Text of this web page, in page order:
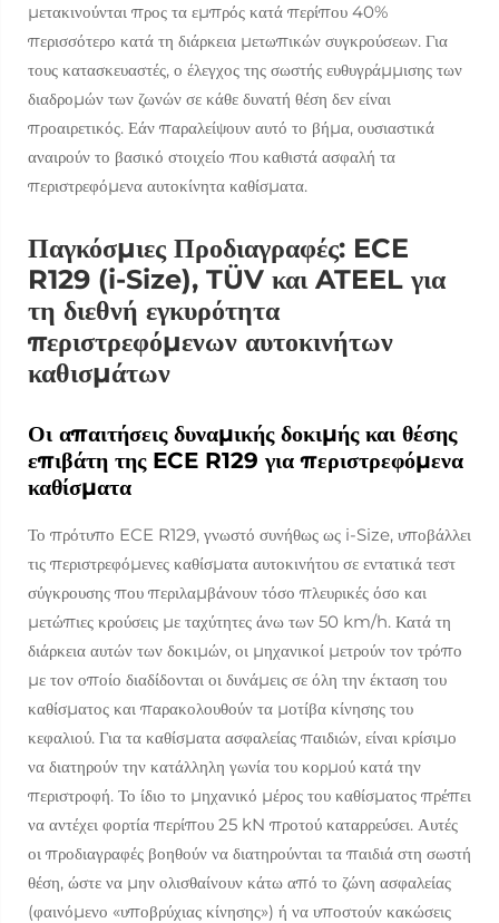
μετακινούνται προς τα εμπρός κατά περίπου 40%
περισσότερο κατά τη διάρκεια μετωπικών συγκρούσεων. Για
τους κατασκευαστές, ο έλεγχος της σωστής ευθυγράμμισης των
διαδρομών των ζωνών σε κάθε δυνατή θέση δεν είναι
προαιρετικός. Εάν παραλείψουν αυτό το βήμα, ουσιαστικά
αναιρούν το βασικό στοιχείο που καθιστά ασφαλή τα
περιστρεφόμενα αυτοκίνητα καθίσματα.
Παγκόσμιες Προδιαγραφές: ECE
R129 (i-Size), TÜV και ATEEL για
τη διεθνή εγκυρότητα
περιστρεφόμενων αυτοκινήτων
καθισμάτων
Οι απαιτήσεις δυναμικής δοκιμής και θέσης
επιβάτη της ECE R129 για περιστρεφόμενα
καθίσματα
Το πρότυπο ECE R129, γνωστό συνήθως ως i-Size, υποβάλλει
τις περιστρεφόμενες καθίσματα αυτοκινήτου σε εντατικά τεστ
σύγκρουσης που περιλαμβάνουν τόσο πλευρικές όσο και
μετώπιες κρούσεις με ταχύτητες άνω των 50 km/h. Κατά τη
διάρκεια αυτών των δοκιμών, οι μηχανικοί μετρούν τον τρόπο
με τον οποίο διαδίδονται οι δυνάμεις σε όλη την έκταση του
καθίσματος και παρακολουθούν τα μοτίβα κίνησης του
κεφαλιού. Για τα καθίσματα ασφαλείας παιδιών, είναι κρίσιμο
να διατηρούν την κατάλληλη γωνία του κορμού κατά την
περιστροφή. Το ίδιο το μηχανικό μέρος του καθίσματος πρέπει
να αντέχει φορτία περίπου 25 kN προτού καταρρεύσει. Αυτές
οι προδιαγραφές βοηθούν να διατηρούνται τα παιδιά στη σωστή
θέση, ώστε να μην ολισθαίνουν κάτω από το ζώνη ασφαλείας
(φαινόμενο «υποβρύχιας κίνησης») ή να υποστούν κακώσεις